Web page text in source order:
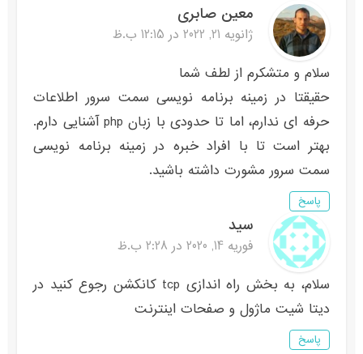
معین صابری
ژانویه 21, 2022 در 12:15 ب.ظ
سلام و متشکرم از لطف شما
حقیقتا در زمینه برنامه نویسی سمت سرور اطلاعات
حرفه ای ندارم، اما تا حدودی با زبان php آشنایی دارم.
بهتر است تا با افراد خبره در زمینه برنامه نویسی
سمت سرور مشورت داشته باشید.
پاسخ
سید
فوریه 14, 2020 در 2:28 ب.ظ
سلام، به بخش راه اندازی tcp کانکشن رجوع کنید در
دیتا شیت ماژول و صفحات اینترنت
پاسخ